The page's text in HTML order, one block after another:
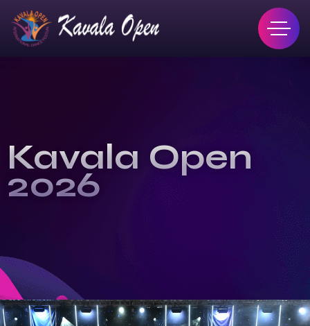
Kavala Open
2026